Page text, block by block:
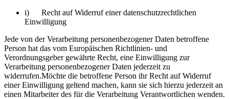
i) Recht auf Widerruf einer datenschutzrechtlichen
Einwilligung
Jede von der Verarbeitung personenbezogener Daten betroffene
Person hat das vom Europäischen Richtlinien- und
Verordnungsgeber gewährte Recht, eine Einwilligung zur
Verarbeitung personenbezogener Daten jederzeit zu
widerrufen.Möchte die betroffene Person ihr Recht auf Widerruf
einer Einwilligung geltend machen, kann sie sich hierzu jederzeit an
einen Mitarbeiter des für die Verarbeitung Verantwortlichen wenden.